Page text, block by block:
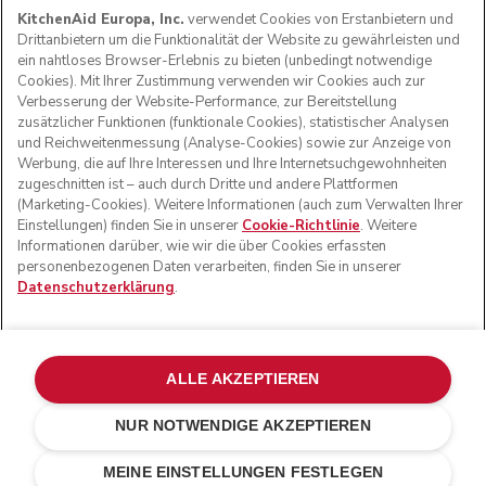
CHF 126.75 einsparen CHF 42.25
© KitchenAid 2026 - Alle Rechte vorbehalten. KitchenAid
und das Design der Küchenmaschine sind eingetragene
Marken in den USA und in anderen Ländern.
Online-Schlichtung
KitchenAid Europa, Inc. verwendet Cookies von Erstanbietern und
Drittanbietern um die Funktionalität der Website zu gewährleisten und
ein nahtloses Browser-Erlebnis zu bieten (unbedingt notwendige
Cookies). Mit Ihrer Zustimmung verwenden wir Cookies auch zur
Verbesserung der Website-Performance, zur Bereitstellung
zusätzlicher Funktionen (funktionale Cookies), statistischer Analysen
und Reichweitenmessung (Analyse-Cookies) sowie zur Anzeige von
Werbung, die auf Ihre Interessen und Ihre Internetsuchgewohnheiten
zugeschnitten ist – auch durch Dritte und andere Plattformen
(Marketing-Cookies). Weitere Informationen (auch zum Verwalten Ihrer
Einstellungen) finden Sie in unserer Cookie-Richtlinie. Weitere
Informationen darüber, wie wir die über Cookies erfassten
personenbezogenen Daten verarbeiten, finden Sie in unserer
Datenschutzerklärung.
MEINE EINSTELLUNGEN FESTLEGEN
NUR NOTWENDIGE AKZEPTIEREN
ALLE AKZEPTIEREN